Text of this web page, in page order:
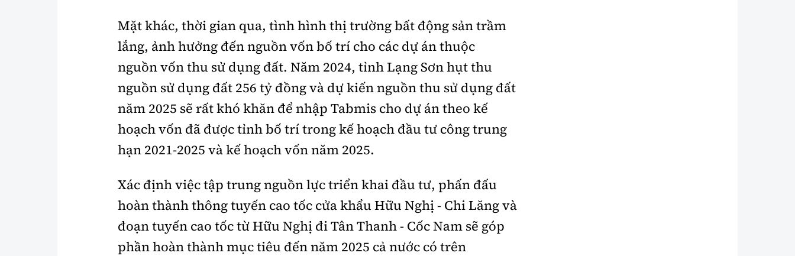
Mặt khác, thời gian qua, tình hình thị trường bất động sản trầm
lắng, ảnh hưởng đến nguồn vốn bố trí cho các dự án thuộc
nguồn vốn thu sử dụng đất. Năm 2024, tỉnh Lạng Sơn hụt thu
nguồn sử dụng đất 256 tỷ đồng và dự kiến nguồn thu sử dụng đất
năm 2025 sẽ rất khó khăn để nhập Tabmis cho dự án theo kế
hoạch vốn đã được tỉnh bố trí trong kế hoạch đầu tư công trung
hạn 2021-2025 và kế hoạch vốn năm 2025.
Xác định việc tập trung nguồn lực triển khai đầu tư, phấn đấu
hoàn thành thông tuyến cao tốc cửa khẩu Hữu Nghị - Chi Lăng và
đoạn tuyến cao tốc từ Hữu Nghị đi Tân Thanh - Cốc Nam sẽ góp
phần hoàn thành mục tiêu đến năm 2025 cả nước có trên